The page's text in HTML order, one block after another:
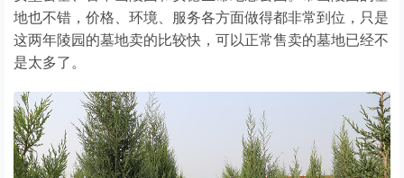
地也不错，价格、环境、服务各方面做得都非常到位，只是
这两年陵园的墓地卖的比较快，可以正常售卖的墓地已经不
是太多了。